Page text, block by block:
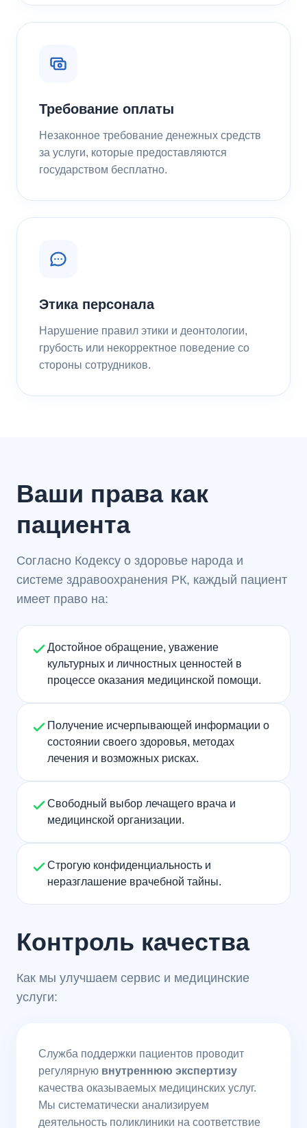
Требование оплаты
Незаконное требование денежных средств
за услуги, которые предоставляются
государством бесплатно.
Этика персонала
Нарушение правил этики и деонтологии,
грубость или некорректное поведение со
стороны сотрудников.
Ваши права как
пациента
Согласно Кодексу о здоровье народа и
системе здравоохранения РК, каждый пациент
имеет право на:
Достойное обращение, уважение
культурных и личностных ценностей в
процессе оказания медицинской помощи.
Получение исчерпывающей информации о
состоянии своего здоровья, методах
лечения и возможных рисках.
Свободный выбор лечащего врача и
медицинской организации.
Строгую конфиденциальность и
неразглашение врачебной тайны.
Контроль качества
Как мы улучшаем сервис и медицинские
услуги:
Служба поддержки пациентов проводит
регулярную внутреннюю экспертизу
качества оказываемых медицинских услуг.
Мы систематически анализируем
деятельность поликлиники на соответствие